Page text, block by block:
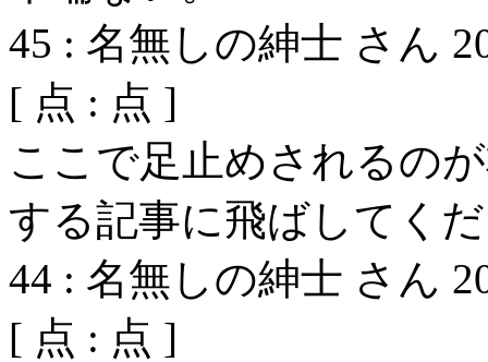
45 : 名無しの紳士 さん
[ 点 : 点 ]
ここで足止めされるの
する記事に飛ばしてく
44 : 名無しの紳士 さん
[ 点 : 点 ]